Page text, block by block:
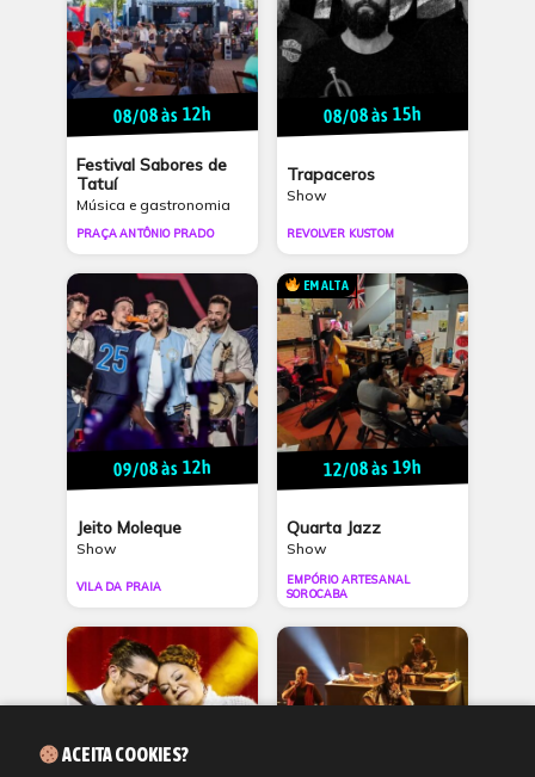
08/08 às 12h
Festival Sabores de
Tatuí
Música e gastronomia
PRAÇA ANTÔNIO PRADO
08/08 às 15h
Trapaceros
Show
REVOLVER KUSTOM
09/08 às 12h
Jeito Moleque
Show
VILA DA PRAIA
EM ALTA
12/08 às 19h
Quarta Jazz
Show
EMPÓRIO ARTESANAL
SOROCABA
ACEITA COOKIES?